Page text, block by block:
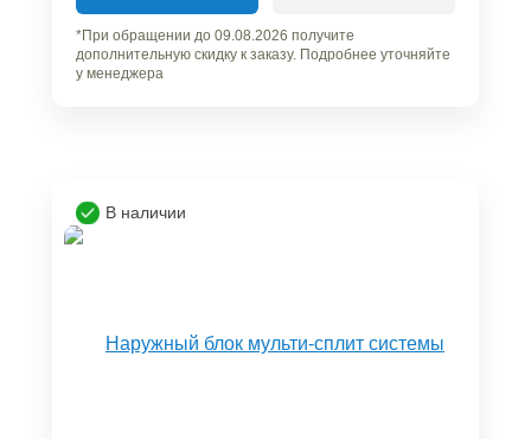
*При обращении до 09.08.2026 получите
дополнительную скидку к заказу. Подробнее уточняйте
у менеджера
В наличии